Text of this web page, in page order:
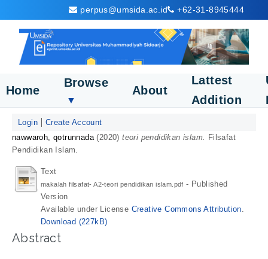
perpus@umsida.ac.id +62-31-8945444
Home
Browse
▼
About
Lattest
Addition
Login
Create Account
nawwaroh, qotrunnada(2020)teori pendidikan islam. Filsafat
Pendidikan Islam.
Text
makalah filsafat- A2-teori pendidikan islam.pdf - Published
Version
Available under License Creative Commons Attribution.
Download (227kB)
Abstract